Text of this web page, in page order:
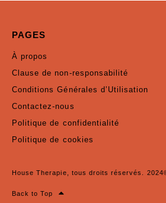
PAGES
À propos
Clause de non-responsabilité
Conditions Générales d’Utilisation
Contactez-nous
Politique de confidentialité
Politique de cookies
House Therapie, tous droits réservés.
Back to Top